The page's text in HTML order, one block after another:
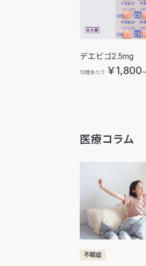
デエビゴ2.5mg
10錠あたり ￥1,800
医療コラム
不眠症